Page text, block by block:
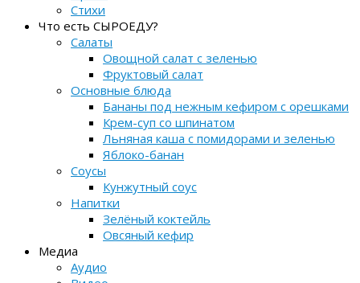
Стихи
Что есть СЫРОЕДУ?
Салаты
Овощной салат с зеленью
Фруктовый салат
Основные блюда
Бананы под нежным кефиром с орешками
Крем-суп со шпинатом
Льняная каша с помидорами и зеленью
Яблоко-банан
Соусы
Кунжутный соус
Напитки
Зелёный коктейль
Овсяный кефир
Медиа
Аудио